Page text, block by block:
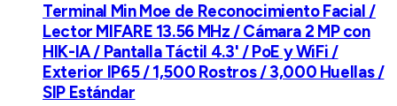
Terminal Min Moe de Reconocimiento Facial /
Lector MIFARE 13.56 MHz / Cámara 2 MP con
HIK-IA / Pantalla Táctil 4.3' / PoE y WiFi /
Exterior IP65 / 1,500 Rostros / 3,000 Huellas /
SIP Estándar